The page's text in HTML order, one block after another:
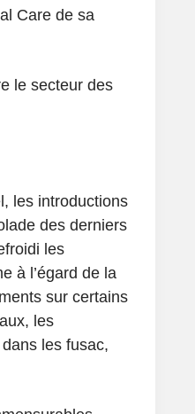
Care de sa
le secteur des
les introductions
des derniers
les
à l’égard de la
sur certains
les
les fusac,